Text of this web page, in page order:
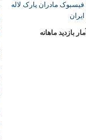
فیسبوک مادران پارک لاله
ایران
آمار بازدید ماهانه